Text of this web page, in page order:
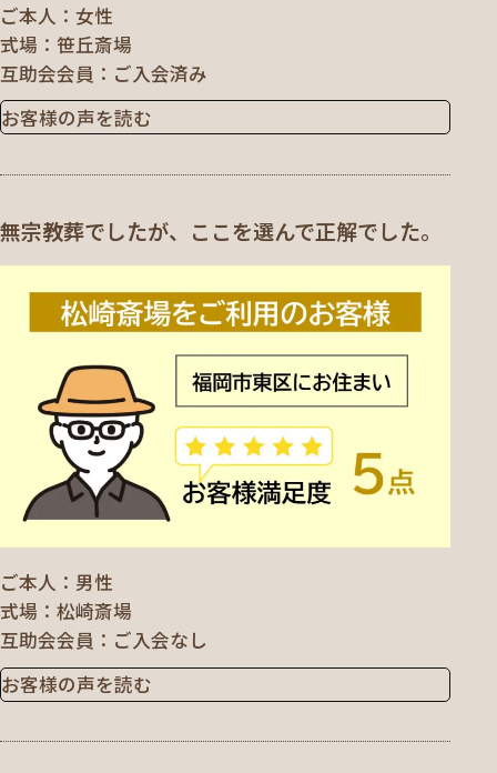
ご本人
女性
式場
笹丘斎場
互助会会員
ご入会済み
お客様の声を読む
無宗教葬でしたが、ここを選んで正解でした。
ご本人
男性
式場
松崎斎場
互助会会員
ご入会なし
お客様の声を読む